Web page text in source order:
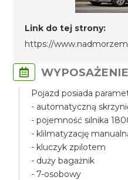
Link do tej strony:
https://
WYPOSAŻENIE
Pojazd posiada
- automatyczną
- pojemność silnika
- klilmatyzację
- kluczyk zpilotem
- duży bagażnik
- 7-osobowy